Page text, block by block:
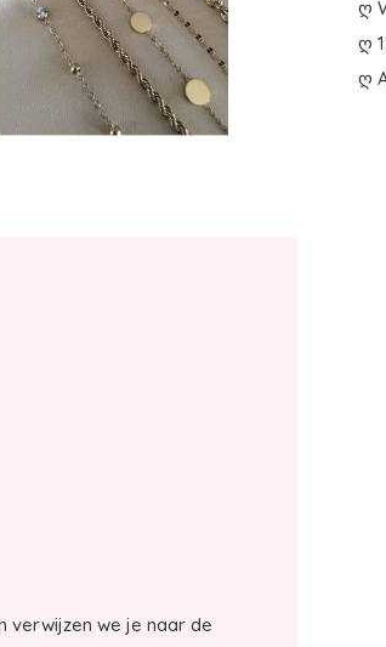
ღ
ღ
ღ
verwijzen we je naar de